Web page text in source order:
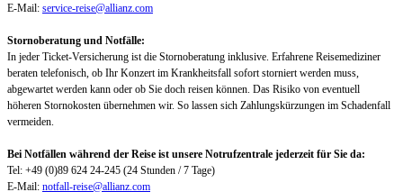
E-Mail: service-reise@allianz.com
Stornoberatung und Notfälle:
In jeder Ticket-Versicherung ist die Stornoberatung inklusive. Erfahrene Reisemediziner
beraten telefonisch, ob Ihr Konzert im Krankheitsfall sofort storniert werden muss,
abgewartet werden kann oder ob Sie doch reisen können. Das Risiko von eventuell
höheren Stornokosten übernehmen wir. So lassen sich Zahlungskürzungen im Schadenfall
vermeiden.
Bei Notfällen während der Reise ist unsere Notrufzentrale jederzeit für Sie da:
Tel: +49 (0)89 624 24-245 (24 Stunden / 7 Tage)
E-Mail: notfall-reise@allianz.com